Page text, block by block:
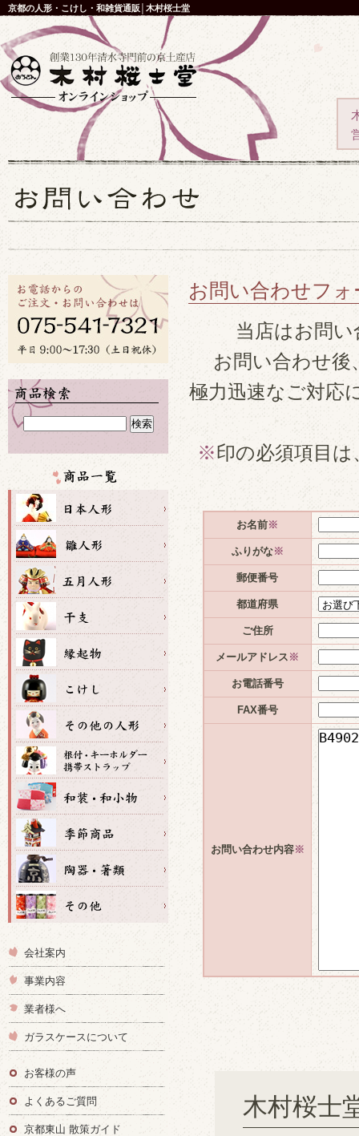
京都の人形・こけし・和雑貨通販│木村桜士堂
お問い合わせフォ
当店はお問
お問い合わせ後
極力迅速なご対応
※印の必須項目
お名前※
ふりがな※
郵便番号
都道府県
ご住所
メールアドレス ※
お電話番号
FAX番号
お問い合わせ内容※
木村桜士
会社案内
事業内容
業者様へ
ガラスケースについて
お客様の声
よくあるご質問
京都東山 散策ガイド